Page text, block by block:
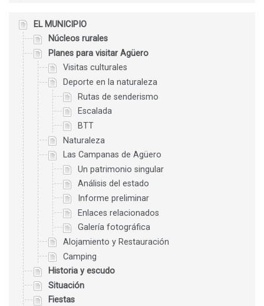
EL MUNICIPIO
Núcleos rurales
Planes para visitar Agüero
Visitas culturales
Deporte en la naturaleza
Rutas de senderismo
Escalada
BTT
Naturaleza
Las Campanas de Agüero
Un patrimonio singular
Análisis del estado
Informe preliminar
Enlaces relacionados
Galería fotográfica
Alojamiento y Restauración
Camping
Historia y escudo
Situación
Fiestas